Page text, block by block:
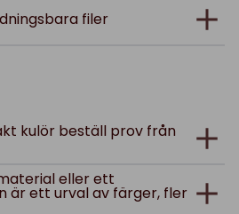
filer
kulör beställ prov från
eller ett
är ett urval av färger, fler